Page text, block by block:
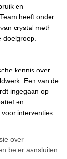
en
heeft onder
crystal meth
doelgroep.
kennis over
Een van de
ingegaan op
en
interventies.
over
beter aansluiten